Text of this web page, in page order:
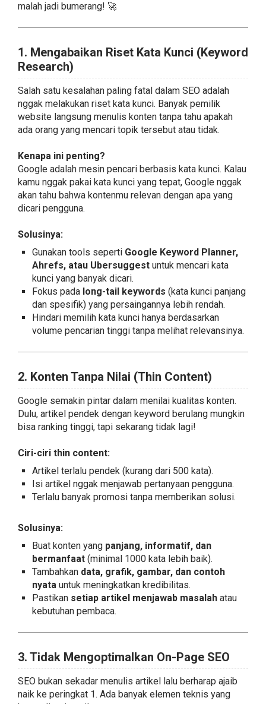
malah jadi bumerang! 🚀
1. Mengabaikan Riset Kata Kunci (Keyword
Research)
Salah satu kesalahan paling fatal dalam SEO adalah
nggak melakukan riset kata kunci. Banyak pemilik
website langsung menulis konten tanpa tahu apakah
ada orang yang mencari topik tersebut atau tidak.
Kenapa ini penting?
Google adalah mesin pencari berbasis kata kunci. Kalau
kamu nggak pakai kata kunci yang tepat, Google nggak
akan tahu bahwa kontenmu relevan dengan apa yang
dicari pengguna.
Solusinya:
Gunakan tools seperti Google Keyword Planner,
Ahrefs, atau Ubersuggest untuk mencari kata
kunci yang banyak dicari.
Fokus pada long-tail keywords (kata kunci panjang
dan spesifik) yang persaingannya lebih rendah.
Hindari memilih kata kunci hanya berdasarkan
volume pencarian tinggi tanpa melihat relevansinya.
2. Konten Tanpa Nilai (Thin Content)
Google semakin pintar dalam menilai kualitas konten.
Dulu, artikel pendek dengan keyword berulang mungkin
bisa ranking tinggi, tapi sekarang tidak lagi!
Ciri-ciri thin content:
Artikel terlalu pendek (kurang dari 500 kata).
Isi artikel nggak menjawab pertanyaan pengguna.
Terlalu banyak promosi tanpa memberikan solusi.
Solusinya:
Buat konten yang panjang, informatif, dan
bermanfaat (minimal 1000 kata lebih baik).
Tambahkan data, grafik, gambar, dan contoh
nyata untuk meningkatkan kredibilitas.
Pastikan setiap artikel menjawab masalah atau
kebutuhan pembaca.
3. Tidak Mengoptimalkan On-Page SEO
SEO bukan sekadar menulis artikel lalu berharap ajaib
naik ke peringkat 1. Ada banyak elemen teknis yang